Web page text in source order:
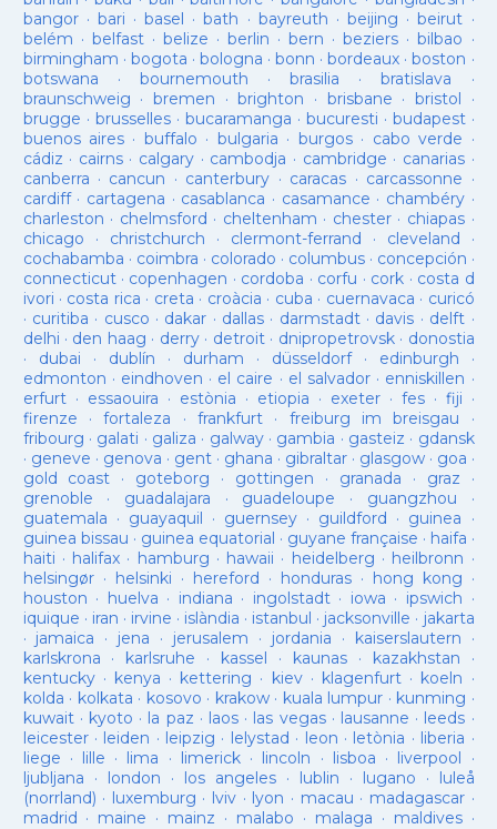
bangor· bari ·basel ·bath · bayreuth ·beijing ·beirut ·
belém · belfast· belize · berlin ·bern ·beziers ·bilbao ·
birmingham · bogota · bologna ·bonn ·bordeaux ·boston ·
botswana · bournemouth ·brasilia ·bratislava ·
braunschweig · bremen ·brighton · brisbane · bristol ·
brugge · brusselles· bucaramanga · bucuresti · budapest·
buenos aires· buffalo · bulgaria · burgos· cabo verde ·
cádiz · cairns· calgary · cambodja · cambridge · canarias·
canberra · cancun · canterbury · caracas · carcassonne ·
cardiff· cartagena · casablanca · casamance · chambéry·
charleston · chelmsford · cheltenham · chester· chiapas ·
chicago · christchurch · clermont-ferrand · cleveland ·
cochabamba · coimbra · colorado · columbus· concepción ·
connecticut· copenhagen · cordoba · corfu · cork · costa d
ivori · costa rica · creta · croàcia · cuba · cuernavaca · curicó
· curitiba · cusco · dakar · dallas · darmstadt· davis · delft ·
delhi · den haag · derry· detroit· dnipropetrovsk· donostia
· dubai · dublín · durham · düsseldorf· edinburgh ·
edmonton · eindhoven · el caire · el salvador · enniskillen ·
erfurt· essaouira · estònia · etiopia · exeter· fes· fiji ·
firenze ·fortaleza · frankfurt· freiburg im breisgau ·
fribourg · galati · galiza · galway· gambia · gasteiz · gdansk
· geneve · genova · gent· ghana · gibraltar· glasgow· goa ·
gold coast · goteborg · gottingen · granada · graz ·
grenoble · guadalajara · guadeloupe · guangzhou ·
guatemala · guayaquil · guernsey· guildford · guinea ·
guinea bissau · guinea equatorial · guyane française · haifa ·
haiti · halifax · hamburg · hawaii · heidelberg · heilbronn ·
helsingør· helsinki · hereford · honduras· hong kong ·
houston · huelva · indiana · ingolstadt· iowa · ipswich ·
iquique · iran · irvine · islàndia · istanbul · jacksonville · jakarta
· jamaica · jena · jerusalem · jordania · kaiserslautern ·
karlskrona · karlsruhe · kassel · kaunas· kazakhstan ·
kentucky· kenya · kettering · kiev· klagenfurt · koeln ·
kolda · kolkata · kosovo · krakow· kuala lumpur · kunming ·
kuwait· kyoto · la paz · laos· las vegas· lausanne · leeds ·
leicester· leiden · leipzig · lelystad · leon · letònia · liberia ·
liege · lille · lima · limerick· lincoln · lisboa · liverpool ·
ljubljana · london · los angeles· lublin · lugano · luleå
(norrland) · luxemburg · lviv · lyon · macau · madagascar·
madrid · maine · mainz · malabo · malaga · maldives·